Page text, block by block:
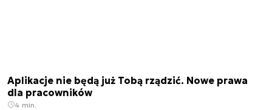
Aplikacje nie będą już Tobą rządzić. Nowe prawa
dla pracowników
4 min.